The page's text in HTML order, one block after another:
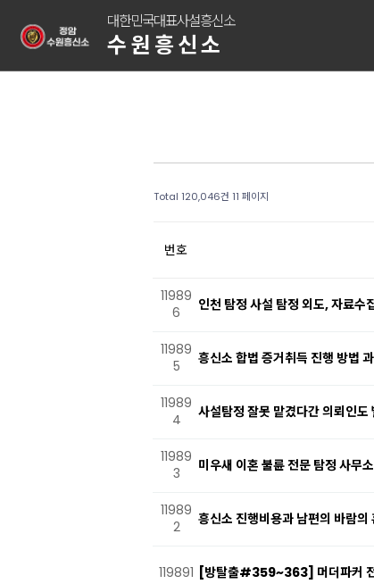
대한민국대표사설흥신소
수원흥신소
Total 120,046건 11 페이지
번호
11989
6
인천 탐정 사설 탐정 외도, 자료수
11989
5
흥신소 합법 증거취득 진행 방법
11989
4
사설탐정 잘못 맡겼다간 의뢰인
11989
3
미우새 이혼 불륜 전문 탐정 사무
11989
2
흥신소 진행비용과 남편의 바람의
119891 [방탈출#359~363] 머더파커 전